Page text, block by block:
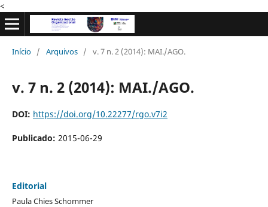
<
Início / Arquivos / v. 7 n. 2 (2014): MAI./AGO.
v. 7 n. 2 (2014): MAI./AGO.
DOI: https://doi.org/10.22277/rgo.v7i2
Publicado: 2015-06-29
Editorial
Paula Chies Schommer